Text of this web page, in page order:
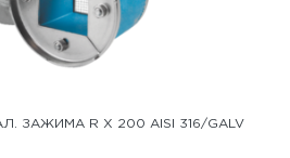
ЗАЖИМА R X 200 AISI 316/GALV